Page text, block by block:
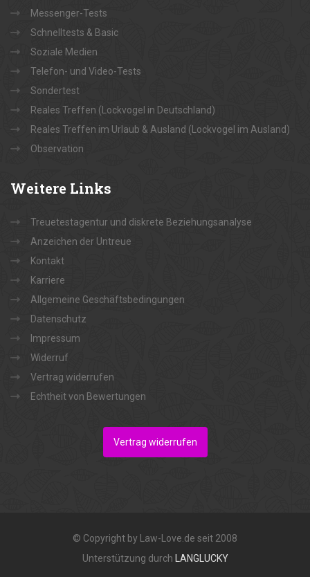
Messenger-Tests
Schnelltests & Basic
Soziale Medien
Telefon- und Video-Tests
Sondertest
Reales Treffen (Lockvogel in Deutschland)
Reales Treffen im Urlaub & Ausland (Lockvogel im Ausland)
Observation
Weitere Links
Treuetestagentur und diskrete Beziehungsanalyse
Anzeichen der Untreue
Kontakt
Karriere
Allgemeine Geschäftsbedingungen
Datenschutz
Impressum
Widerruf
Vertrag widerrufen
Echtheit von Bewertungen
Vertrag widerrufen
© Copyright by Law-Love.de seit 2008
Unterstützung durch LANGLUCKY